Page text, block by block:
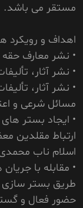
مستقر می باشد.
اهداف و رویکرد
• نشر معارف
• نشر آثار،
• نشر آثار،
مسائل شرعی و
• ایجاد بستر های
ارتباط مقلدین
اسلام ناب
• مقابله با
طریق بستر سازی
حضور فعال و